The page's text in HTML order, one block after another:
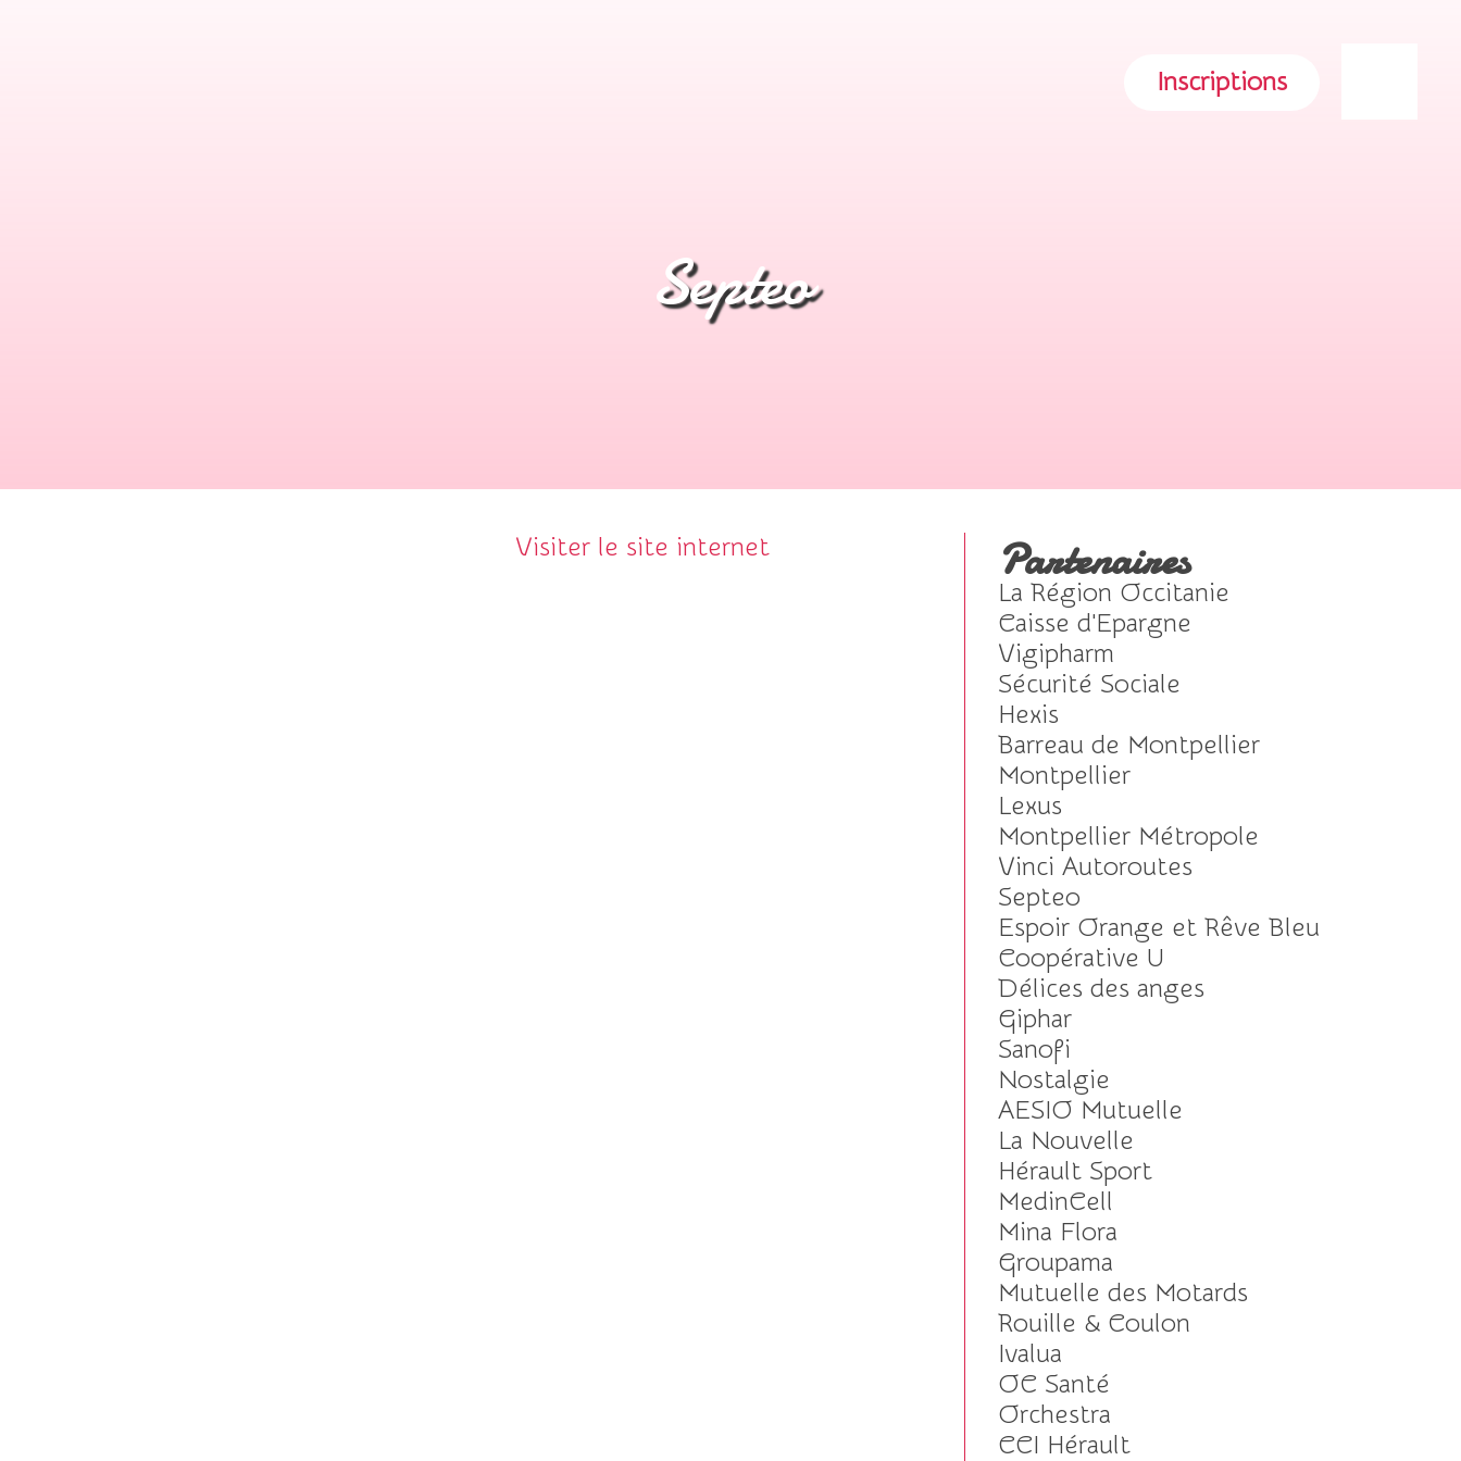
Septeo
Visiter le site internet Partenaires
La Région Occitanie
Caisse d'Epargne
Vigipharm
Sécurité Sociale
Hexis
Barreau de Montpellier
Montpellier
Lexus
Montpellier Métropole
Vinci Autoroutes
Septeo
Espoir Orange et Rêve Bleu
Coopérative U
Délices des anges
Giphar
Sanofi
Nostalgie
AESIO Mutuelle
La Nouvelle
Hérault Sport
MedinCell
Mina Flora
Groupama
Mutuelle des Motards
Rouille & Coulon
Ivalua
OC Santé
Orchestra
CCI Hérault
Inscriptions